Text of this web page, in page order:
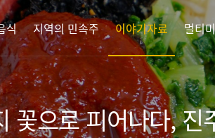
식 지역의 민속주 이야기자료 멀티
꽃으로 피어나다, 진